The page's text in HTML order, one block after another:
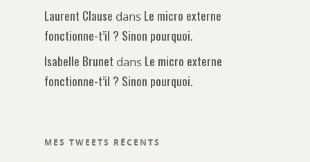
Laurent Clause dans Le micro externe
fonctionne-t’il ? Sinon pourquoi.
Isabelle Brunet dans Le micro externe
fonctionne-t’il ? Sinon pourquoi.
MES TWEETS RÉCENTS
Techniques
Android
IOS
Windows Phone
Accessoires
Audio
Batterie/stockage
Applications